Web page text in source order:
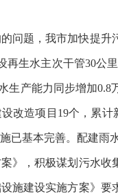
问题，我市加快提
再生水主次干管30公
生产能力同步增加
改造项目19个，累
已基本完善。配建雨
》，积极谋划污水
施建设实施方案》